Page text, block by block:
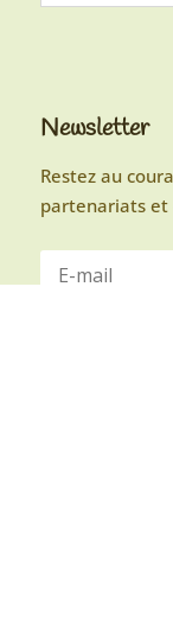
Newsletter
Restez au
partenariats et